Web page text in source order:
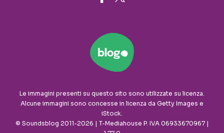
Le immagini presenti su questo sito sono utilizzate su licenza.
Alcune immagini sono concesse in licenza da Getty Images e
iStock.
© Soundsblog 2011-2026 | T-Mediahouse P. IVA 06933670967 |